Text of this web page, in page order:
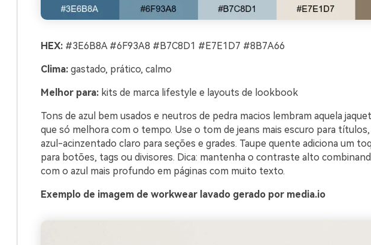
HEX:#3E6B8A #6F93A8 #B7C8D1 #E7E1D7 #8B7A66
Clima:gastado, prático, calmo
Melhor para:kits de marca lifestyle e layouts de lookbook
Tons de azul bem usados e neutros de pedra macios lembram aquela
que só melhora com o tempo. Use o tom de jeans mais escuro para
azul-acinzentado claro para seções e grades. Taupe quente adiciona um
para botões, tags ou divisores. Dica: mantenha o contraste alto
com o azul mais profundo em páginas com muito texto.
Exemplo de imagem de workwear lavado gerado por media.io